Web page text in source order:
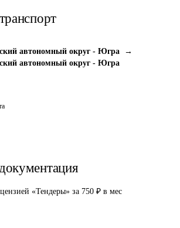
автономный округ - Югра
→
автономный округ - Югра
«Тендеры» за 750 ₽ в мес